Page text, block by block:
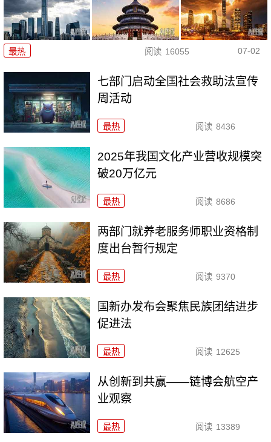
最热 阅读 16055 07-02
七部门启动全国社会救助法宣传
周活动
最热 阅读 8436
2025年我国文化产业营收规模突
破20万亿元
最热 阅读 8686
两部门就养老服务师职业资格制
度出台暂行规定
最热 阅读 9370
国新办发布会聚焦民族团结进步
促进法
最热 阅读 12625
从创新到共赢——链博会航空产
业观察
最热 阅读 13389